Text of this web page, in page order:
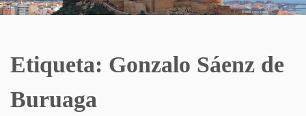
Etiqueta: Gonzalo Sáenz de
Buruaga